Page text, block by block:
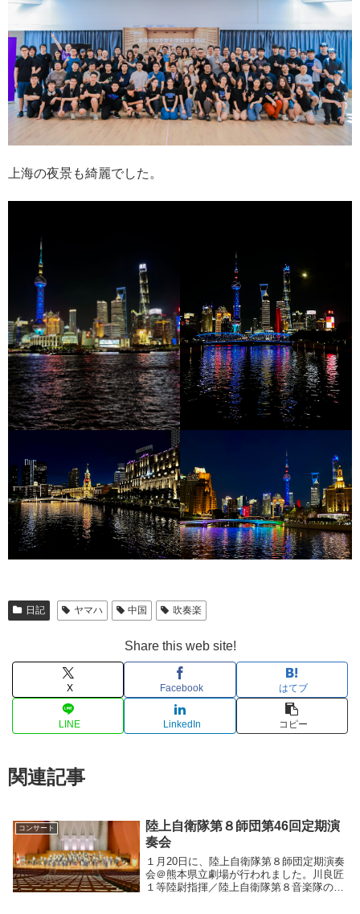
上海の夜景も綺麗でした。
日記 ヤマハ 中国 吹奏楽
Share this web site!
X Facebook はてブ
LINE LinkedIn コピー
関連記事
コンサート
陸上自衛隊第８師団第46回定期演
奏会
１月20日に、陸上自衛隊第８師団定期演奏
会＠熊本県立劇場が行われました。川良匠
１等陸尉指揮／陸上自衛隊第８音楽隊のみ